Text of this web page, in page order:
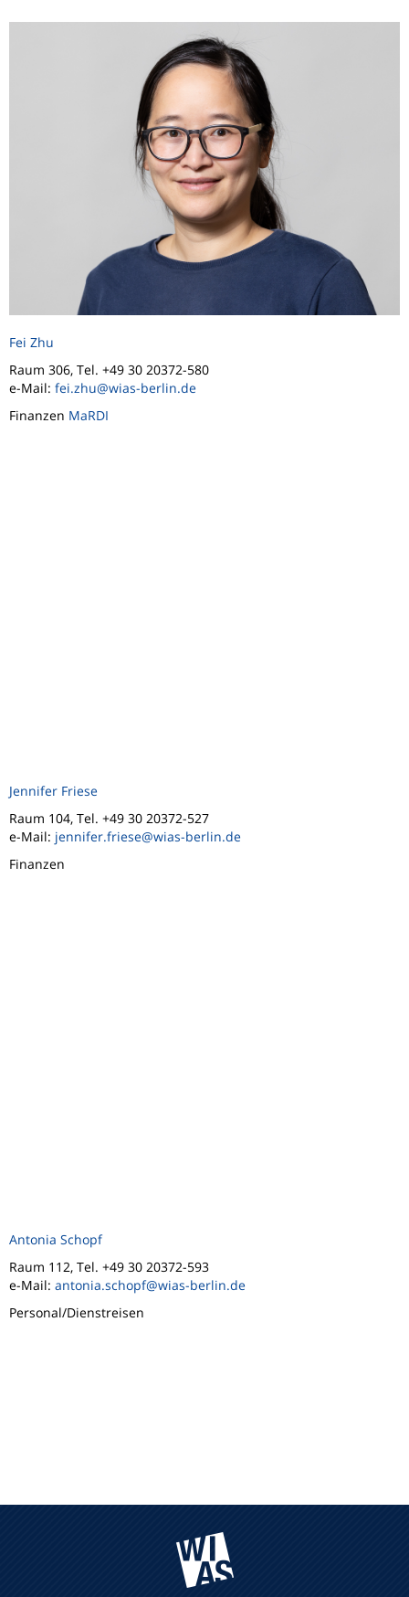
Fei Zhu
Raum 306, Tel. +49 30 20372-580
e-Mail: fei.zhu@wias-berlin.de
Finanzen MaRDI
Jennifer Friese
Raum 104, Tel. +49 30 20372-527
e-Mail: jennifer.friese@wias-berlin.de
Finanzen
Antonia Schopf
Raum 112, Tel. +49 30 20372-593
e-Mail: antonia.schopf@wias-berlin.de
Personal/Dienstreisen